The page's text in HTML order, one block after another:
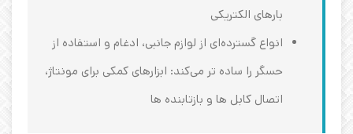
بارهای الکتریکی
انواع گسترده‌ای از لوازم جانبی، ادغام و استفاده از
حسگر را ساده تر می‌کند: ابزارهای کمکی برای مونتاژ،
اتصال کابل ‌ها و بازتابنده ‌ها